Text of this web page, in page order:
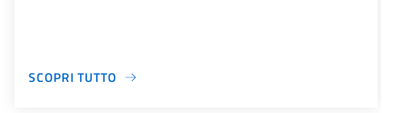
SCOPRI TUTTO